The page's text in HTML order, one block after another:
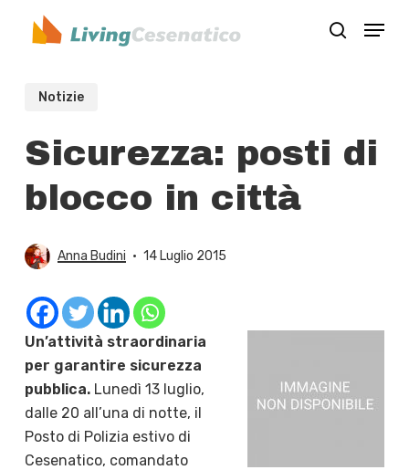
search
Menu
Notizie
Sicurezza: posti di
blocco in città
Anna Budini 14 Luglio 2015
Un’attività straordinaria
per garantire sicurezza
pubblica.Lunedì 13 luglio,
dalle 20 all’una di notte, il
Posto di Polizia estivo di
Cesenatico, comandato